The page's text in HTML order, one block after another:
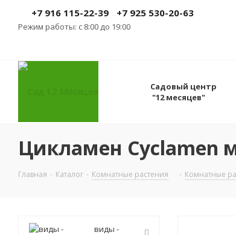
+7 916 115-22-39 +7 925 530-20-63
Режим работы: с 8:00 до 19:00
Садовый центр
"12 месяцев"
Цикламен Cyclamen
Главная - Каталог - Комнатные растения - Комнатные
виды -